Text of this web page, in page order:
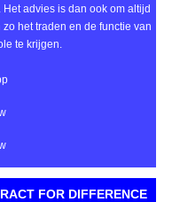
het traden en de functie van
te krijgen.
FOR DIFFERENCE